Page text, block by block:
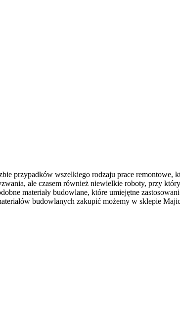
przypadków wszelkiego rodzaju prace remontowe,
ale czasem również niewielkie roboty, przy
materiały budowlane, które umiejętne
budowlanych zakupić możemy w sklepie